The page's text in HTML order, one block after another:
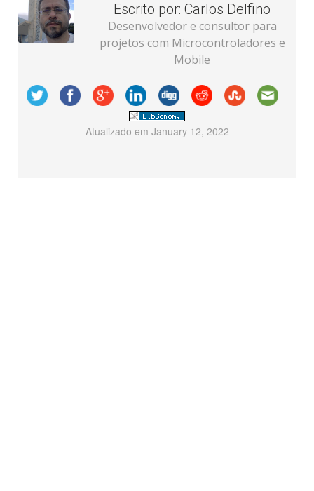
Escrito por: Carlos Delfino
Desenvolvedor e consultor para
projetos com Microcontroladores e
Mobile
Atualizado em January 12, 2022